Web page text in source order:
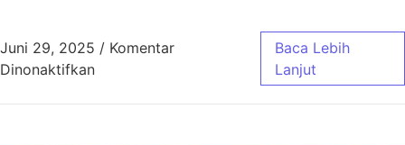
Juni 29, 2025 / Komentar
Dinonaktifkanpada Layanan Aqiqah Cimahi untuk Acara
Baca Lebih
Lanjut